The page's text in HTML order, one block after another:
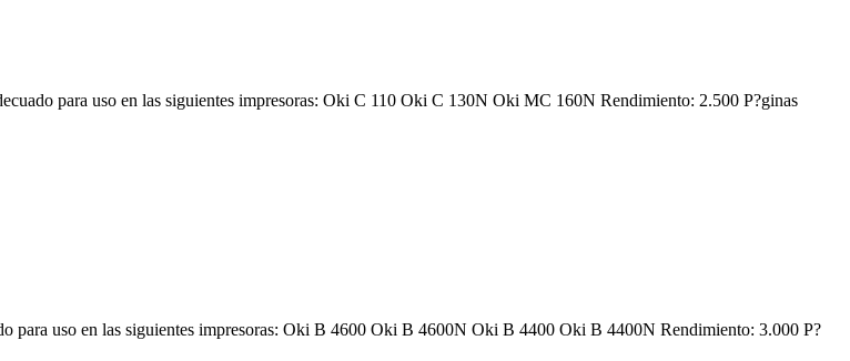
para uso en las siguientes impresoras: Oki C 110 Oki C 130N Oki MC 160N Rendimiento: 2.500 P?ginas
para uso en las siguientes impresoras: Oki B 4600 Oki B 4600N Oki B 4400 Oki B 4400N Rendimiento: 3.000 P?